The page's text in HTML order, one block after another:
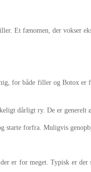
Et fænomen, der vokser
for både filler og Botox
dårligt ry. De er generelt
forfra. Muligvis
for meget. Typisk er